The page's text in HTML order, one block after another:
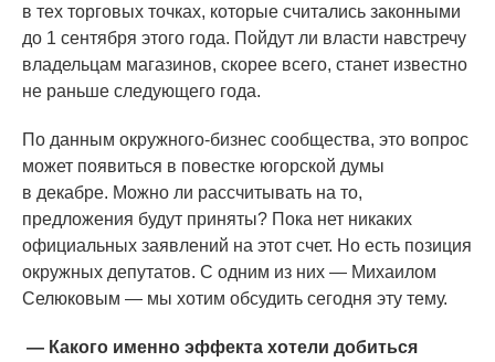
в тех торговых точках, которые считались законными
до 1 сентября этого года. Пойдут ли власти навстречу
владельцам магазинов, скорее всего, станет известно
не раньше следующего года.
По данным окружного-бизнес сообщества, это вопрос
может появиться в повестке югорской думы
в декабре. Можно ли рассчитывать на то,
предложения будут приняты? Пока нет никаких
официальных заявлений на этот счет. Но есть позиция
окружных депутатов. С одним из них — Михаилом
Селюковым — мы хотим обсудить сегодня эту тему.
— Какого именно эффекта хотели добиться